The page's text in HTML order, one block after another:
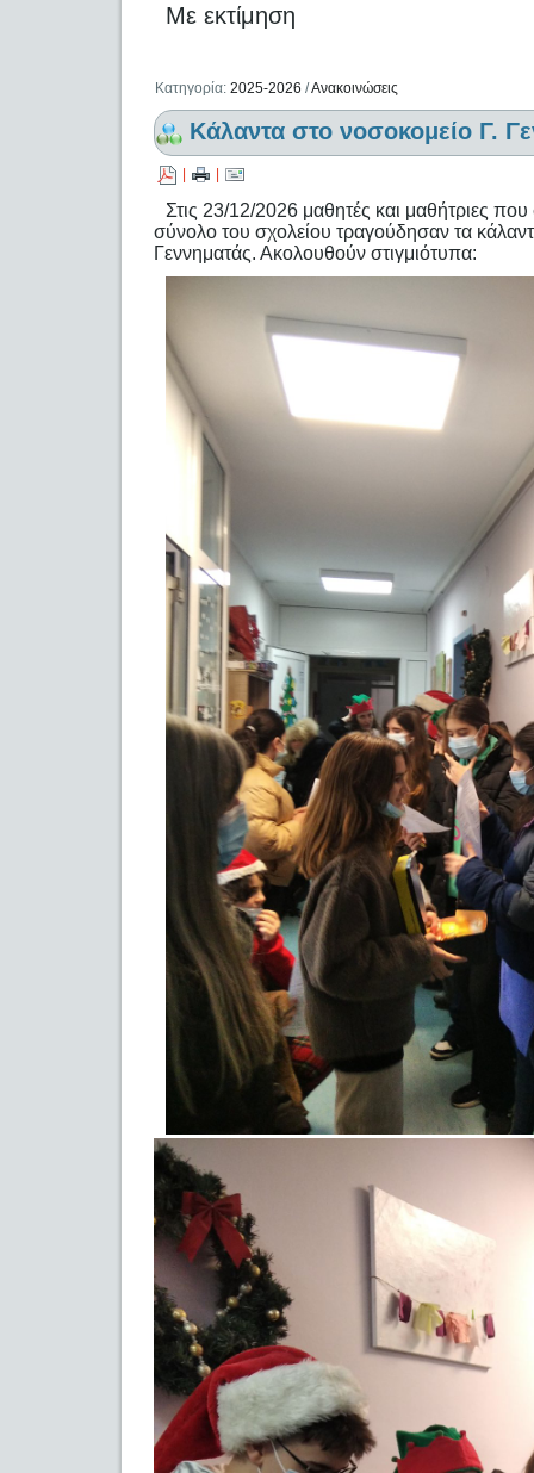
Με εκτίμηση
Κατηγορία:2025-2026 /Ανακοινώσεις
Κάλαντα στο νοσοκομείο Γ.
| |
Στις 23/12/2026 μαθητές και μαθήτριες
σύνολο του σχολείου τραγούδησαν τα
Γεννηματάς. Ακολουθούν στιγμιότυπα: